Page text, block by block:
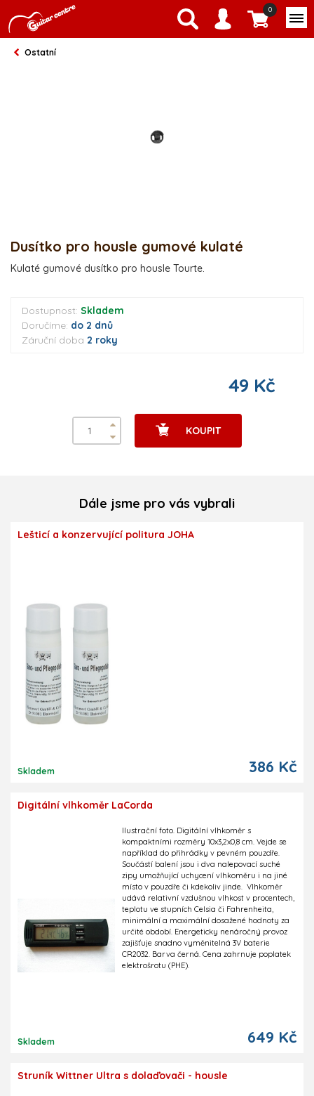
0
Ostatní
Dusítko pro housle gumové kulaté
Kulaté gumové dusítko pro housle Tourte.
Dostupnost: Skladem
Doručíme: do 2 dnů
Záruční doba 2 roky
49 Kč
KOUPIT
Dále jsme pro vás vybrali
Lešticí a konzervující politura JOHA
Skladem 386 Kč
Digitální vlhkoměr LaCorda
Skladem
Ilustrační foto. Digitální vlhkoměr s
kompaktními rozměry 10x3,2x0,8 cm. Vejde se
například do přihrádky v pevném pouzdře.
Součástí balení jsou i dva nalepovací suché
zipy umožňující uchycení vlhkoměru i na jiné
místo v pouzdře či kdekoliv jinde. Vlhkoměr
udává relativní vzdušnou vlhkost v procentech,
teplotu ve stupních Celsia či Fahrenheita,
minimální a maximální dosažené hodnoty za
určité období. Energeticky nenáročný provoz
zajišťuje snadno vyměnitelná 3V baterie
CR2032. Barva černá. Cena zahrnuje poplatek
elektrošrotu (PHE).
649 Kč
Struník Wittner Ultra s dolaďovači - housle